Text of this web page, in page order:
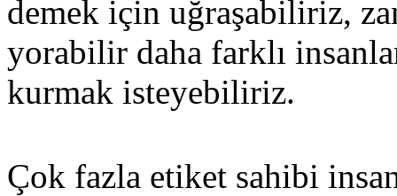
demek için uğraşabiliriz,
yorabilir daha farklı
kurmak isteyebiliriz.
Çok fazla etiket sahibi